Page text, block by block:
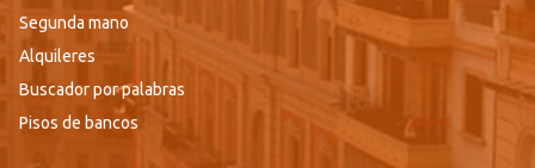
Segunda mano
Alquileres
Buscador por palabras
Pisos de bancos